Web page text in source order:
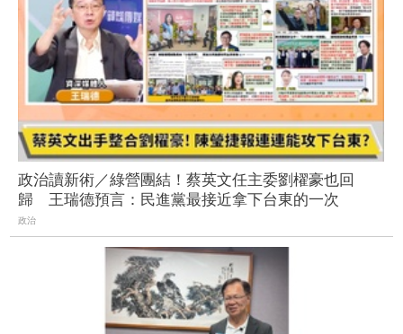
政治讀新術／綠營團結！蔡英文任主委劉櫂豪也回
歸 王瑞德預言：民進黨最接近拿下台東的一次
政治